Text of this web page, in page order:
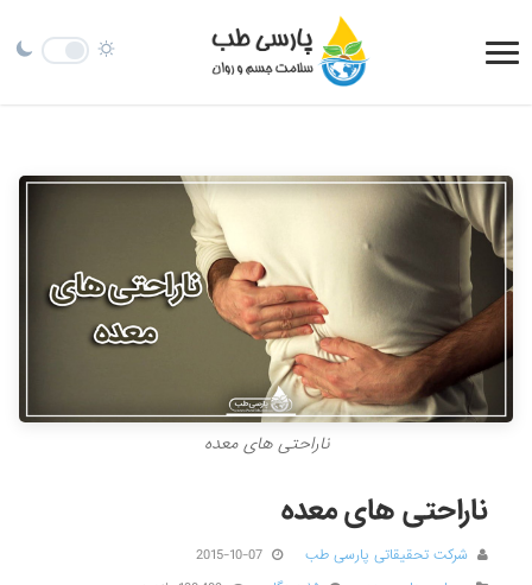
ناراحتی های معده
ناراحتی های معده
شرکت تحقیقاتی پارسی طب
2015-10-07